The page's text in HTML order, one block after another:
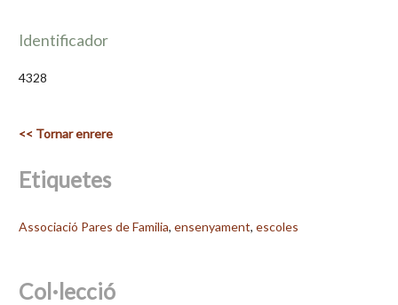
Identificador
4328
<< Tornar enrere
Etiquetes
Associació Pares de Familia, ensenyament, escoles
Col·lecció